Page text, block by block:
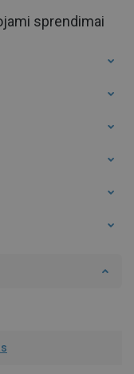
sprendimai